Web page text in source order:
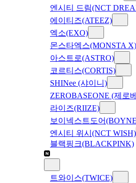
엔시티 드림(NCT
에이티즈(ATEEZ)
엑소(EXO)
몬스타엑스(MONSTA X)
아스트로(ASTRO)
코르티스(CORTIS)
SHINee (샤이니)
ZEROBASEONE (제로
라이즈(RIIZE)
보이넥스트도어
엔시티 위시(NCT WISH)
블랙핑크(BLACKPINK)
트와이스(TWICE)